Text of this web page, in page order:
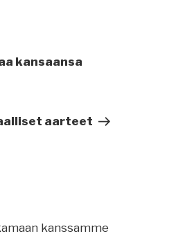
kansaansa
aarteet
kanssamme